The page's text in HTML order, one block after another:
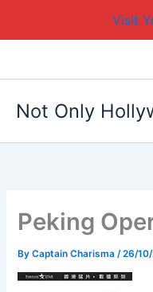
Visit
Not Only
Peking
ByCaptain Charisma /26/